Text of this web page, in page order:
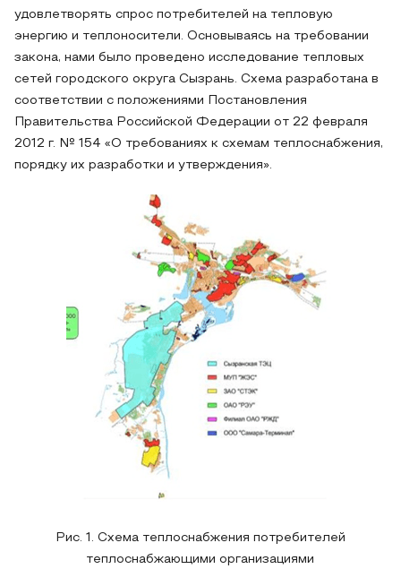
удовлетворять спрос потребителей на тепловую
энергию и теплоносители. Основываясь на требовании
закона, нами было проведено исследование тепловых
сетей городского округа Сызрань. Схема разработана в
соответствии с положениями Постановления
Правительства Российской Федерации от 22 февраля
2012 г. № 154 «О требованиях к схемам теплоснабжения,
порядку их разработки и утверждения».
Рис. 1. Схема теплоснабжения потребителей
теплоснабжающими организациями